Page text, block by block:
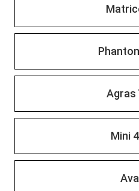
Agras
Mini